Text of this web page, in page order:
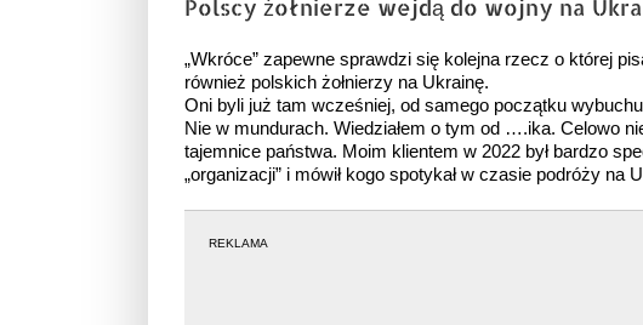
obrazek
Polscy żołnierze wejdą do wojny na
„Wkróce” zapewne sprawdzi się kolejna rzecz o której
również polskich żołnierzy na Ukrainę.
Oni byli już tam wcześniej, od samego początku
Nie w mundurach. Wiedziałem o tym od ….ika. Celowo
tajemnice państwa. Moim klientem w 2022 był bardzo
„organizacji” i mówił kogo spotykał w czasie podróży na
REKLAMA